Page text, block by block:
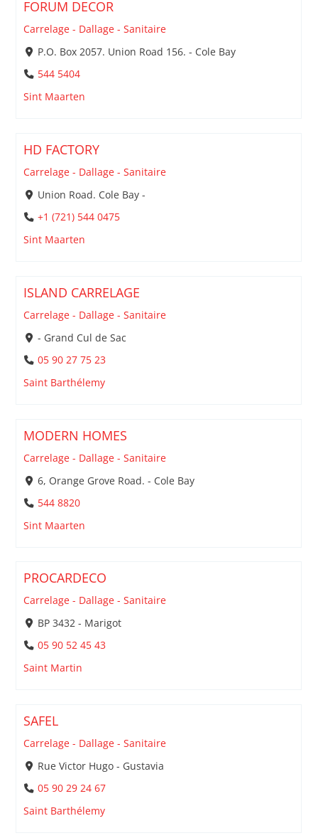
FORUM DECOR
Carrelage - Dallage - Sanitaire
P.O. Box 2057. Union Road 156. - Cole Bay
544 5404
Sint Maarten
HD FACTORY
Carrelage - Dallage - Sanitaire
Union Road. Cole Bay -
+1 (721) 544 0475
Sint Maarten
ISLAND CARRELAGE
Carrelage - Dallage - Sanitaire
- Grand Cul de Sac
05 90 27 75 23
Saint Barthélemy
MODERN HOMES
Carrelage - Dallage - Sanitaire
6, Orange Grove Road. - Cole Bay
544 8820
Sint Maarten
PROCARDECO
Carrelage - Dallage - Sanitaire
BP 3432 - Marigot
05 90 52 45 43
Saint Martin
SAFEL
Carrelage - Dallage - Sanitaire
Rue Victor Hugo - Gustavia
05 90 29 24 67
Saint Barthélemy